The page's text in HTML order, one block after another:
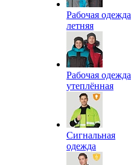
Рабочая одежда
летняя
Рабочая одежда
утеплённая
Сигнальная
одежда